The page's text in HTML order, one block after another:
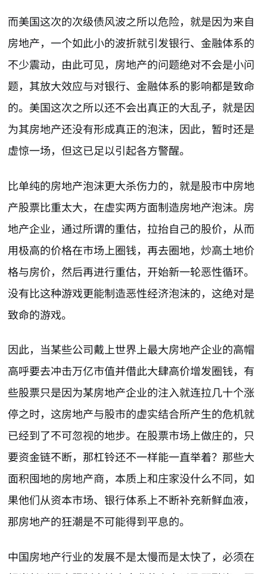
而美国这次的次级债风波之所以危险，就是因为来自
房地产，一个如此小的波折就引发银行、金融体系的
不少震动，由此可见，房地产的问题绝对不会是小问
题，其放大效应与对银行、金融体系的影响都是致命
的。美国这次之所以还不会出真正的大乱子，就是因
为其房地产还没有形成真正的泡沫，因此，暂时还是
虚惊一场，但这已足以引起各方警醒。
比单纯的房地产泡沫更大杀伤力的，就是股市中房地
产股票比重太大，在虚实两方面制造房地产泡沫。房
地产企业，通过所谓的重估，拉抬自己的股价，从而
用极高的价格在市场上圈钱，再去圈地，炒高土地价
格与房价，然后再进行重估，开始新一轮恶性循环。
没有比这种游戏更能制造恶性经济泡沫的，这绝对是
致命的游戏。
因此，当某些公司戴上世界上最大房地产企业的高帽
高呼要去冲击万亿市值并借此大肆高价增发圈钱，有
些股票只是因为某房地产企业的注入就连拉几十个涨
停之时，这房地产与股市的虚实结合所产生的危机就
已经到了不可忽视的地步。在股票市场上做庄的，只
要资金链不断，那杠铃还不一样能一直举着？那些大
面积囤地的房地产商，本质上和庄家没什么不同，如
果他们从资本市场、银行体系上不断补充新鲜血液，
那房地产的狂潮是不可能得到平息的。
中国房地产行业的发展不是太慢而是太快了，必须在